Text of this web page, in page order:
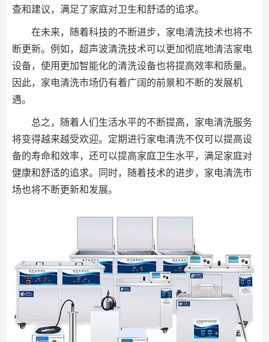
查和建议，满足了家庭对卫生和舒适的追求。
在未来，随着科技的不断进步，家电清洗技术也将不
断更新。例如，超声波清洗技术可以更加彻底地清洁家电
设备，使用更加智能化的清洗设备也将提高效率和质量。
因此，家电清洗市场仍有着广阔的前景和不断的发展机
遇。
总之，随着人们生活水平的不断提高，家电清洗服务
将变得越来越受欢迎。定期进行家电清洗不仅可以提高设
备的寿命和效率，还可以提高家庭卫生水平，满足家庭对
健康和舒适的追求。同时，随着技术的进步，家电清洗市
场也将不断更新和发展。